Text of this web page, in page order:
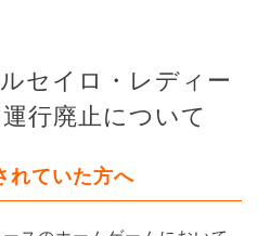
セイロ・レディー
行廃止について
れていた方へ